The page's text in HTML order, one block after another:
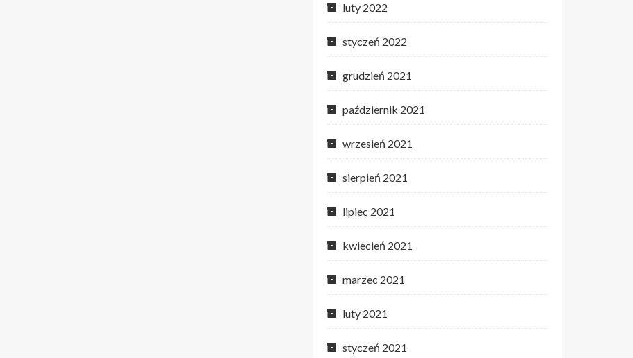
luty 2022
styczeń 2022
grudzień 2021
październik 2021
wrzesień 2021
sierpień 2021
lipiec 2021
kwiecień 2021
marzec 2021
luty 2021
styczeń 2021